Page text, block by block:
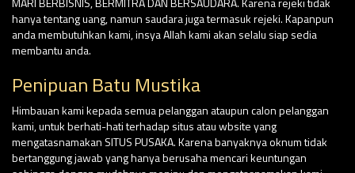
hanya tentang uang, namun saudara juga termasuk rejeki. Kapanpun
anda membutuhkan kami, insya Allah kami akan selalu siap sedia
membantu anda.
Penipuan Batu Mustika
Himbauan kami kepada semua pelanggan ataupun calon pelanggan
kami, untuk berhati-hati terhadap situs atau wbsite yang
mengatasnamakan SITUS PUSAKA. Karena banyaknya oknum tidak
bertanggung jawab yang hanya berusaha mencari keuntungan